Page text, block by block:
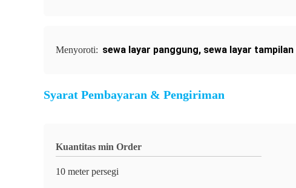
Menyoroti: sewa layar panggung, sewa layar tampilan
Syarat Pembayaran & Pengiriman
Kuantitas min Order
10 meter persegi